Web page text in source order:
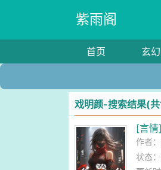
紫雨阁
首页 玄幻
戏明颜-搜索结果(
[言情
作者：
状态